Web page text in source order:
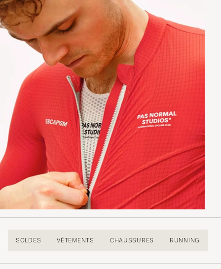
SOLDES VÊTEMENTS CHAUSSURES RUNNING